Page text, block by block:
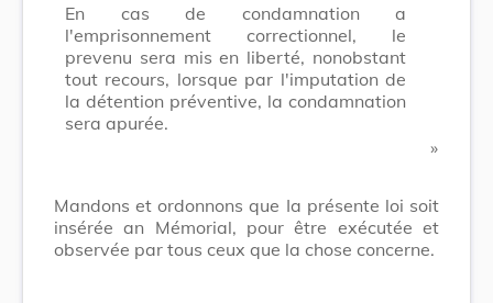
En cas de condamnation a
l'emprisonnement correctionnel, le
prevenu sera mis en liberté, nonobstant
tout recours, lorsque par l'imputation de
la détention préventive, la condamnation
sera apurée.
​ »
Mandons et ordonnons que Ia présente loi soit
insérée an Mémorial, pour être exécutée et
observée par tous ceux que la chose concerne.